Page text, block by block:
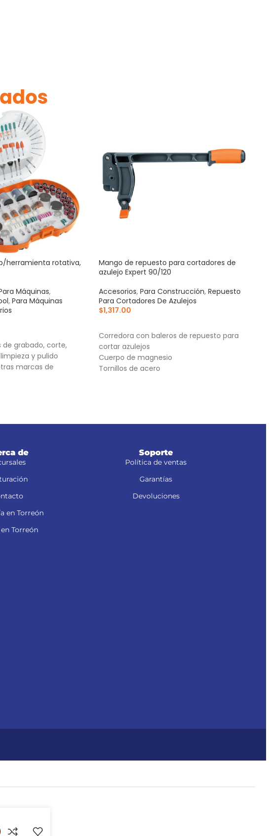
herramienta rotativa,
Máquinas,
, Para Máquinas
de grabado, corte,
y pulido
marcas de
de los accesorios
Mango de repuesto para cortadores de
azulejo Expert 90/120
Accesorios, Para Construcción, Repuesto
Para Cortadores De Azulejos
$1,317.00
Corredora con baleros de repuesto para
cortar azulejos
Cuerpo de magnesio
Tornillos de acero
de
en Torreón
Torreón
Soporte
Política de ventas
Garantías
Devoluciones